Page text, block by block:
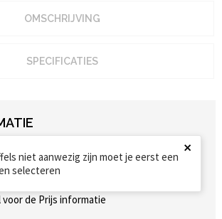
OMSCHRIJVING
SPECIFICATIES
niet aanwezig zijn moet je eerst een
selecteren
×
voor de Prijs informatie